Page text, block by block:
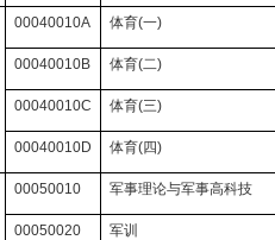
00040010A 体育(一)
00040010B 体育(二)
00040010C 体育(三)
00040010D 体育(四)
00050010 军事理论与军事高科技
00050020 军训